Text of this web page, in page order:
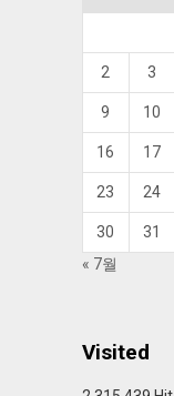
2 3
9 10
16 17
23 24
30
31
« 7월
Visited